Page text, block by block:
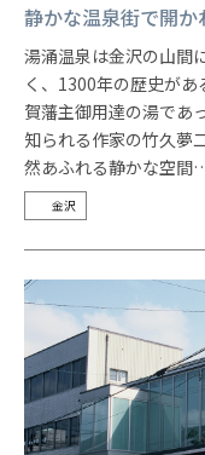
静かな温泉街で開
湯涌温泉は金沢の山間
く、1300年の歴史が
賀藩主御用達の湯であ
知られる作家の竹久夢
然あふれる静かな空間
金沢